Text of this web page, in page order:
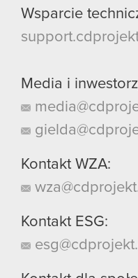
Wsparcie
Media i
Kontakt WZA:
Kontakt ESG: